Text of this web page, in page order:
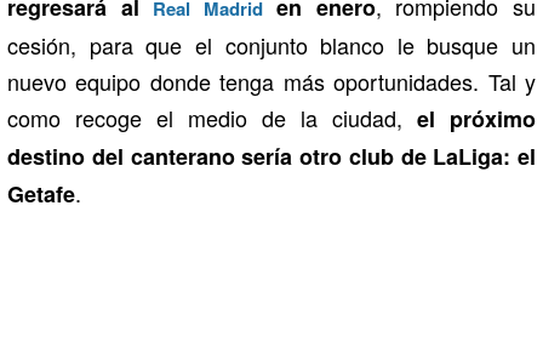
regresará al Real Madriden enero
cesión, para que el conjunto blanco le busque un
nuevo equipo donde tenga más oportunidades. Tal y
como recoge el medio de la ciudad, el próximo
destino del canterano sería otro club de LaLiga: el
Getafe.